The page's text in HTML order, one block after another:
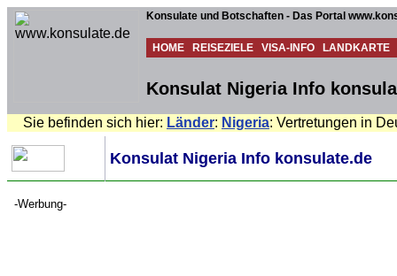
Konsulate und Botschaften - Das Portal
HOME REISEZIELE VISA-INFO LANDKARTE
Konsulat Nigeria Info
Sie befinden sich hier: Länder: Nigeria: Vertretungen in
Konsulat Nigeria Info konsulate.de
-Werbung-